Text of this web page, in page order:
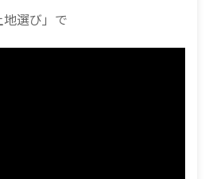
地選び」で